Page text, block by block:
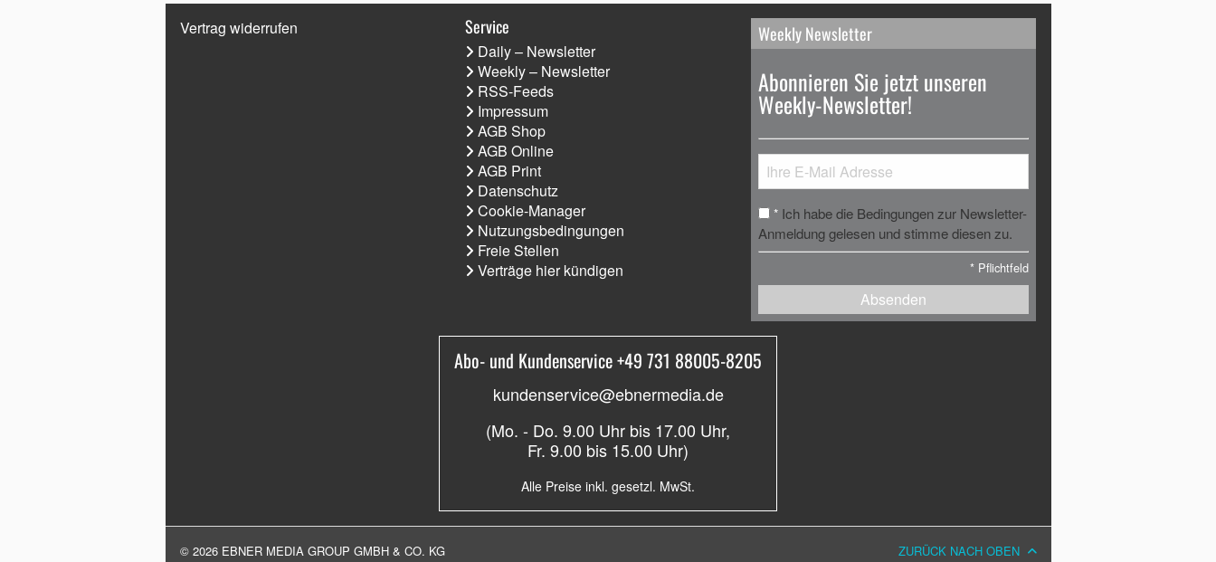
Vertrag widerrufen Service
Daily – Newsletter
Weekly – Newsletter
RSS-Feeds
Impressum
AGB Shop
AGB Online
AGB Print
Datenschutz
Cookie-Manager
Nutzungsbedingungen
Freie Stellen
Verträge hier kündigen
Weekly Newsletter
Abonnieren Sie jetzt unseren
Weekly-Newsletter!
* Ich habe die Bedingungen zur Newsletter-
Anmeldung gelesen und stimme diesen zu.
* Pflichtfeld
Absenden
Abo- und Kundenservice +49 731 88005-8205
kundenservice@ebnermedia.de
(Mo. - Do. 9.00 Uhr bis 17.00 Uhr,
Fr. 9.00 bis 15.00 Uhr)
Alle Preise inkl. gesetzl. MwSt.
© 2026 EBNER MEDIA GROUP GMBH & CO. KG ZURÜCK NACH OBEN